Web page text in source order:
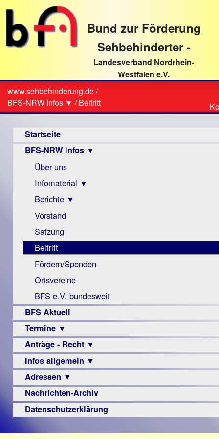
direkt
Textinhalt
Bund zur Förderung
Sehbehinderter -
Landesverband Nordrhein-
Westfalen e.V.
Sie
sind
hier
www.sehbehinderung.de/
BFS-NRW Infos ▼ /Beitritt
Startseite
BFS-NRW Infos ▼
Über uns
Infomaterial ▼
Visus
Zeitschrift
Monokular
Mac
Instagram-
Links
Berichte ▼
Archiv
Berichte
Vorstand
Satzung
Beitritt
Fördern/Spenden
Ortsvereine
BFS e.V. bundesweit
BFS Aktuell
Termine ▼
Veranstaltungsprogramme
Anträge - Recht ▼
Archiv
Urteile
Infos allgemein ▼
Sehbehinderung
Frühförderung
Schule
–
Adressen ▼
Augenoptiker
Berufsbildungswerke
Nachrichten-Archiv
Datenschutzerklärung